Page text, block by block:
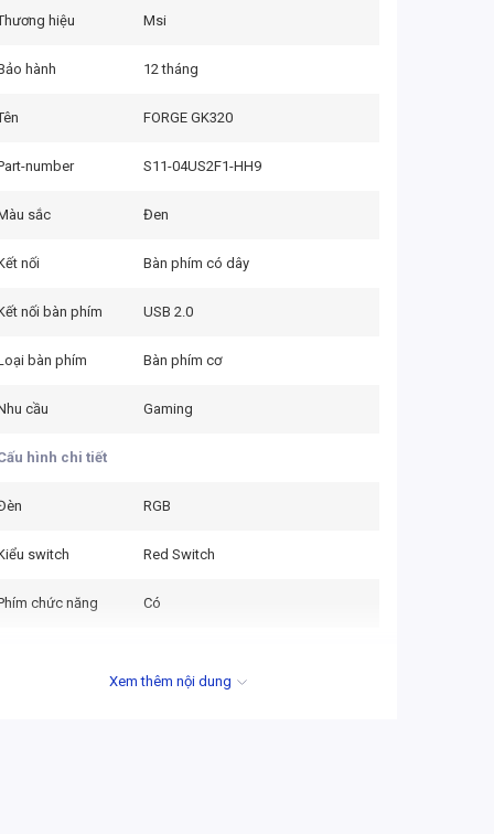
hiệu Msi
hành 12 tháng
FORGE GK320
number S11-04US2F1-HH9
sắc Đen
nối Bàn phím có dây
nối bàn phím USB 2.0
bàn phím Bàn phím cơ
cầu Gaming
hình chi tiết
RGB
switch Red Switch
chức năng Có
Xem thêm nội dung